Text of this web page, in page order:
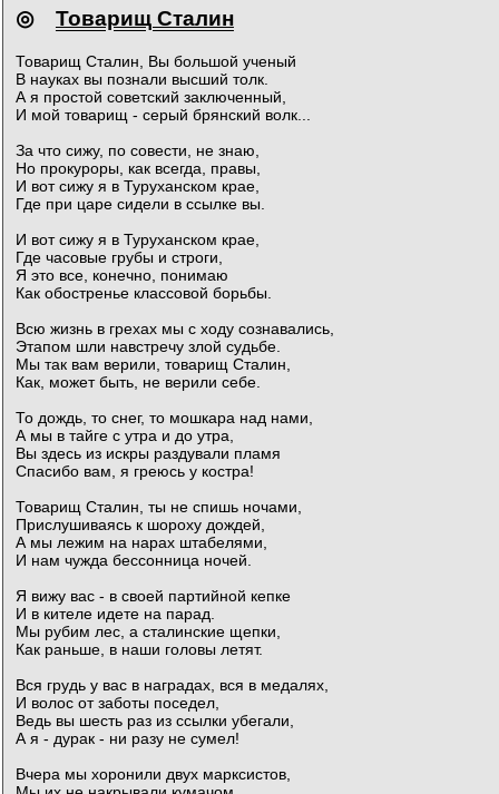
◎ Товарищ Сталин
Товарищ Сталин, Вы большой ученый
В науках вы познали высший толк.
А я простой советский заключенный,
И мой товарищ - серый брянский волк...
За что сижу, по совести, не знаю,
Но прокуроры, как всегда, правы,
И вот сижу я в Туруханском крае,
Где при царе сидели в ссылке вы.
И вот сижу я в Туруханском крае,
Где часовые грубы и строги,
Я это все, конечно, понимаю
Как обостренье классовой борьбы.
Всю жизнь в грехах мы с ходу сознавались,
Этапом шли навстречу злой судьбе.
Мы так вам верили, товарищ Сталин,
Как, может быть, не верили себе.
То дождь, то снег, то мошкара над нами,
А мы в тайге с утра и до утра,
Вы здесь из искры раздували пламя
Спасибо вам, я греюсь у костра!
Товарищ Сталин, ты не спишь ночами,
Прислушиваясь к шороху дождей,
А мы лежим на нарах штабелями,
И нам чужда бессонница ночей.
Я вижу вас - в своей партийной кепке
И в кителе идете на парад.
Мы рубим лес, а сталинские щепки,
Как раньше, в наши головы летят.
Вся грудь у вас в наградах, вся в медалях,
И волос от заботы поседел,
Ведь вы шесть раз из ссылки убегали,
А я - дурак - ни разу не сумел!
Вчера мы хоронили двух марксистов,